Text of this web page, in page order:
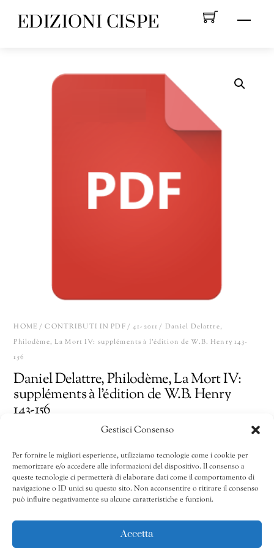
Gestisci Consenso
Per fornire le migliori esperienze, utilizziamo tecnologie come i cookie per
memorizzare e/o accedere alle informazioni del dispositivo. Il consenso a
queste tecnologie ci permetterà di elaborare dati come il comportamento di
navigazione o ID unici su questo sito. Non acconsentire o ritirare il consenso
può influire negativamente su alcune caratteristiche e funzioni.
Accetta
Menu
EDIZIONI CISPE
HOME /CONTRIBUTI IN PDF/41-2011 / Daniel Delattre,
Philodème, La Mort IV: suppléments à l’édition de W.B. Henry 143-
156
Daniel Delattre, Philodème, La Mort IV:
suppléments à l’édition de W.B. Henry
143-156
Daniel
Delattre,
Philodème,
La
AGGIUNGI AL CARRELLO Share
CATEGORIE:41-2011,41/2011-50/2020,Contributi in pdf